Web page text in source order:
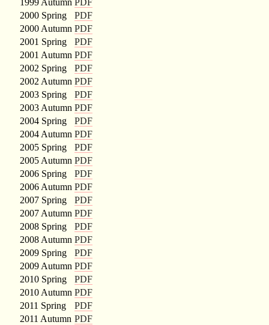
2000 Spring
PDF
2000 Autumn PDF
2001 Spring
PDF
2001 Autumn PDF
2002 Spring
PDF
2002 Autumn PDF
2003 Spring
PDF
2003 Autumn PDF
2004 Spring
PDF
2004 Autumn PDF
2005 Spring
PDF
2005 Autumn PDF
2006 Spring
PDF
2006 Autumn PDF
2007 Spring
PDF
2007 Autumn PDF
2008 Spring
PDF
2008 Autumn PDF
2009 Spring
PDF
2009 Autumn PDF
2010 Spring
PDF
2010 Autumn PDF
2011 Spring
PDF
2011 Autumn PDF